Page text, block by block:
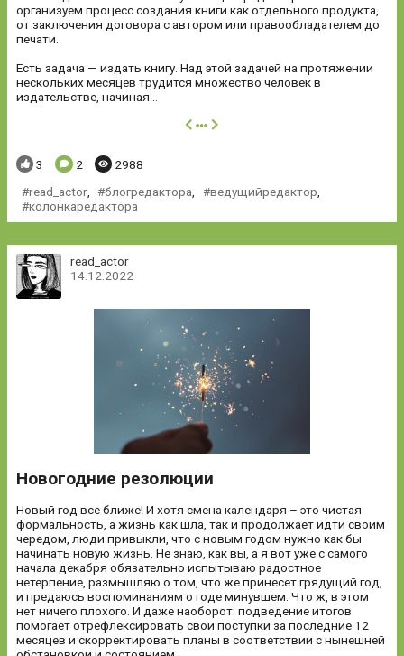
организуем процесс создания книги как отдельного продукта,
от заключения договора с автором или правообладателем до
печати.
Есть задача — издать книгу. Над этой задачей на протяжении
нескольких месяцев трудится множество человек в
издательстве, начиная...
далее
Понравилось:
3 Комментариев:
2 Просмотров:
2988
read_actor, блогредактора, ведущийредактор,
колонкаредактора
read_actor
14.12.2022
Новогодние резолюции
Новый год все ближе! И хотя смена календаря – это чистая
формальность, а жизнь как шла, так и продолжает идти своим
чередом, люди привыкли, что с новым годом нужно как бы
начинать новую жизнь. Не знаю, как вы, а я вот уже с самого
начала декабря обязательно испытываю радостное
нетерпение, размышляю о том, что же принесет грядущий год,
и предаюсь воспоминаниям о годе минувшем. Что ж, в этом
нет ничего плохого. И даже наоборот: подведение итогов
помогает отрефлексировать свои поступки за последние 12
месяцев и скорректировать планы в соответствии с нынешней